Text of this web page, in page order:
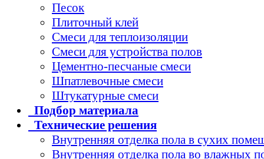
Песок
Плиточный клей
Смеси для теплоизоляции
Смеси для устройства полов
Цементно-песчаные смеси
Шпатлевочные смеси
Штукатурные смеси
Подбор материала
Технические решения
Внутренняя отделка пола в сухих
Внутренняя отделка пола во влажных